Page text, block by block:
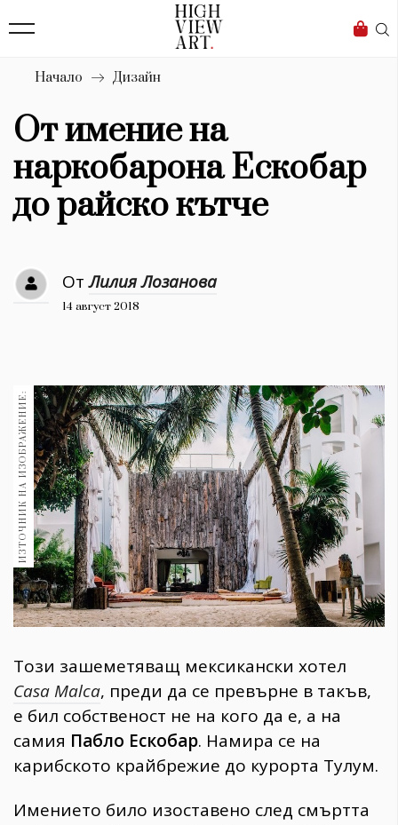
Бизнес
Мода
Dialogue
Изкуство
4340
Красота
Дизайн
Книги
30+ 1970
Гурме 1710
Пътувай
237
Здраве 389
Gentlemen
Wellness
1817
ПОСЛЕДВАЙТЕ
Начало Дизайн
От имение на
наркобарона Ескобар
до райско кътче
ОтЛилия Лозанова
14 август 2018
ИЗТОЧНИК НА ИЗОБРАЖЕНИЕ:
Този зашеметяващ мексикански хотел
Casa Malca, преди да се превърне в такъв,
е бил собственост не на кого да е, а на
самия Пабло Ескобар. Намира се на
карибското крайбрежие до курорта Тулум.
Имението било изоставено след смъртта